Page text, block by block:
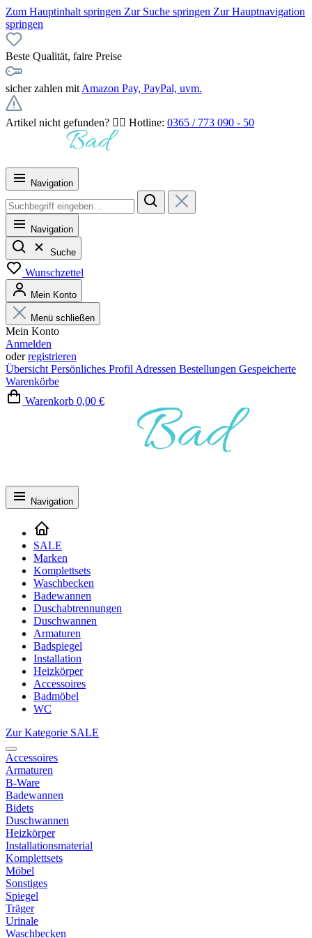
Zum Hauptinhalt springen Zur Suche springen Zur Hauptnavigation
springen
Beste Qualität, faire Preise
sicher zahlen mit Amazon Pay, PayPal, uvm.
Artikel nicht gefunden? 👉🏻 Hotline: 0365 / 773 090 - 50
Navigation
Navigation
Suche
Wunschzettel
Mein Konto
Menü schließen
Mein Konto
Anmelden
oderregistrieren
Übersicht Persönliches Profil Adressen Bestellungen Gespeicherte
Warenkörbe
Warenkorb 0,00 €
Navigation
SALE
Marken
Komplettsets
Waschbecken
Badewannen
Duschabtrennungen
Duschwannen
Armaturen
Badspiegel
Installation
Heizkörper
Accessoires
Badmöbel
WC
Zur Kategorie SALE
Accessoires
Armaturen
B-Ware
Badewannen
Bidets
Duschwannen
Heizkörper
Installationsmaterial
Komplettsets
Möbel
Sonstiges
Spiegel
Träger
Urinale
Waschbecken